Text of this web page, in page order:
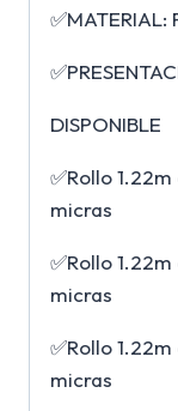
✅MATERIAL:
DISPONIBLE
✅Rollo
micras
✅Rollo
micras
✅Rollo
micras